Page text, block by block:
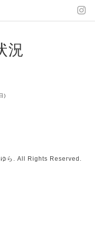
況
)
ら . All Rights Reserved.